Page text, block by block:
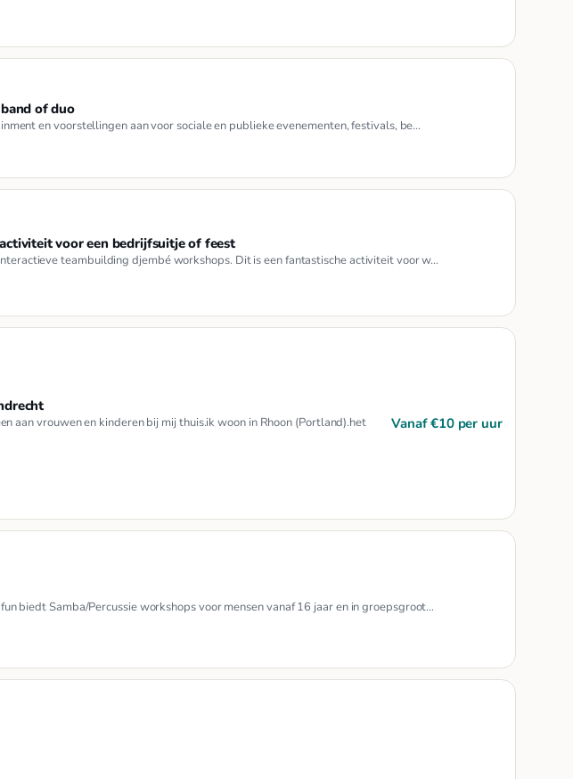
of duo
en voorstellingen aan voor sociale en publieke evenementen, festivals, be…
voor een bedrijfsuitje of feest
teambuilding djembé workshops. Dit is een fantastische activiteit voor w…
aan vrouwen en kinderen bij mij thuis.ik woon in Rhoon (Portland).het
Vanaf €10 per uur
biedt Samba/Percussie workshops voor mensen vanaf 16 jaar en in groepsgroot…